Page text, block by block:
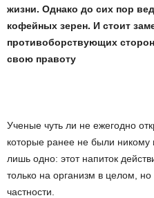
жизни. Однако до сих пор
кофейных зерен. И стоит
противоборствующих сторон
свою правоту
Ученые чуть ли не ежегодно
которые ранее не были никому
лишь одно: этот напиток
только на организм в целом,
частности.